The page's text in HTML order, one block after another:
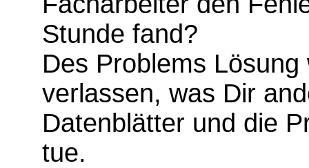
Stunde fand?
Des Problems
verlassen, was Dir
Datenblätter und die
tue.